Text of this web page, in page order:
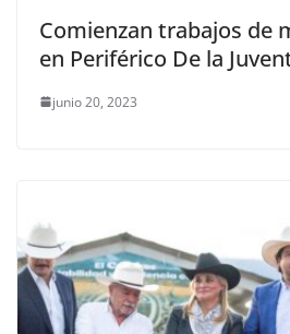
Comienzan trabajos de
en Periférico De la
junio 20, 2023